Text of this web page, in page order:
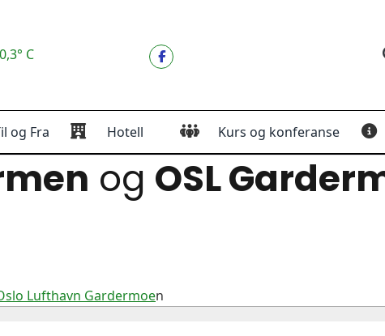
C
og Fra Hotell Kurs og konferanse
og OSL
Lufthavn Gardermoen